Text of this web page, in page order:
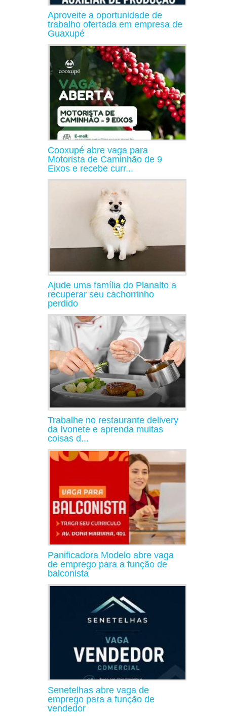
Aproveite a oportunidade de
trabalho ofertada em empresa de
Guaxupé
Cooxupé abre vaga para
Motorista de Caminhão de 9
Eixos e recebe curr...
Ajude uma família do Planalto a
recuperar seu cachorrinho
perdido
Trabalhe no restaurante delivery
da Ivonete e aprenda muitas
coisas d...
Panificadora Modelo abre vaga
de emprego para a função de
balconista
Senetelhas abre vaga de
emprego para a função de
vendedor